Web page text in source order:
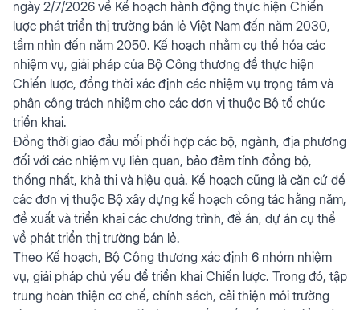
ngày 2/7/2026 về Kế hoạch hành động thực hiện Chiến
lược phát triển thị trường bán lẻ Việt Nam đến năm 2030,
tầm nhìn đến năm 2050. Kế hoạch nhằm cụ thể hóa các
nhiệm vụ, giải pháp của Bộ Công thương để thực hiện
Chiến lược, đồng thời xác định các nhiệm vụ trọng tâm và
phân công trách nhiệm cho các đơn vị thuộc Bộ tổ chức
triển khai.
Đồng thời giao đầu mối phối hợp các bộ, ngành, địa phương
đối với các nhiệm vụ liên quan, bảo đảm tính đồng bộ,
thống nhất, khả thi và hiệu quả. Kế hoạch cũng là căn cứ để
các đơn vị thuộc Bộ xây dựng kế hoạch công tác hằng năm,
đề xuất và triển khai các chương trình, đề án, dự án cụ thể
về phát triển thị trường bán lẻ.
Theo Kế hoạch, Bộ Công thương xác định 6 nhóm nhiệm
vụ, giải pháp chủ yếu để triển khai Chiến lược. Trong đó, tập
trung hoàn thiện cơ chế, chính sách, cải thiện môi trường